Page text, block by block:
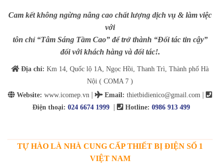
Cam kết không ngừng nâng cao chất lượng dịch vụ & làm việc
với
tôn chỉ “Tâm Sáng Tầm Cao” để trở thành “Đối tác tin cậy”
đối với khách hàng và đối tác!.
Địa chỉ: Km 14, Quốc lộ 1A, Ngọc Hồi, Thanh Trì, Thành phố Hà
Nội ( COMA 7 )
Website: www.icomep.vn | Email: thietbidienico@gmail.com |
Điện thoại: 024 6674 1999 | Hotline: 0986 913 499
TỰ HÀO LÀ NHÀ CUNG CẤP THIẾT BỊ ĐIỆN SỐ 1
VIỆT NAM